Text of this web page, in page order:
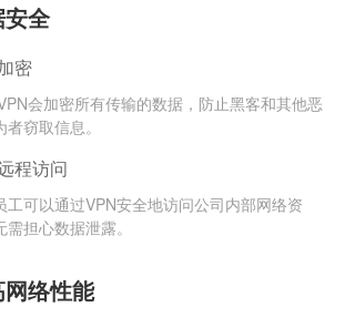
全
密
会加密所有传输的数据，防止黑客和其他恶
者窃取信息。
程访问
工可以通过VPN安全地访问公司内部网络资
需担心数据泄露。
络性能